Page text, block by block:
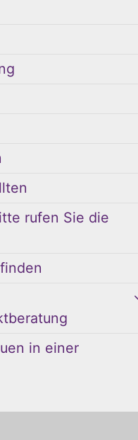
rufen Sie die
in einer